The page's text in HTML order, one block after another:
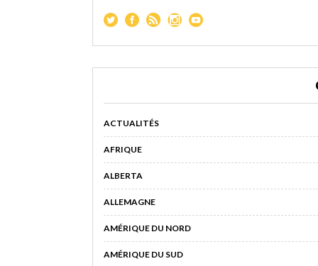
ACTUALITÉS
AFRIQUE
ALBERTA
ALLEMAGNE
AMÉRIQUE DU NORD
AMÉRIQUE DU SUD